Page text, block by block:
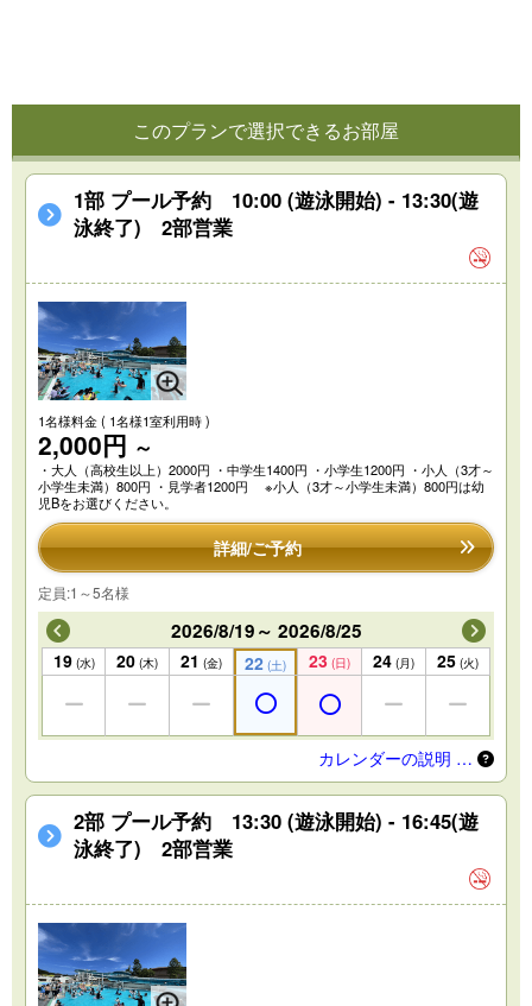
このプランで選択できるお部屋
1部 プール予約 10:00 (遊泳開始) - 13:30(遊
泳終了) 2部営業
1名様料金( 1名様1室利用時 )
2,000円 ～
・大人（高校生以上）2000円 ・中学生1400円 ・小学生1200円 ・小人（3才～
小学生未満）800円 ・見学者1200円 ※小人（3才～小学生未満）800円は幼
児Bをお選びください。
詳細/ご予約
定員:1～5名様
2026/8/19～ 2026/8/25
19 (水) 20 (木) 21 (金) 22 (土) 23 (日) 24 (月) 25 (火)
カレンダーの説明 …
2部 プール予約 13:30 (遊泳開始) - 16:45(遊
泳終了) 2部営業